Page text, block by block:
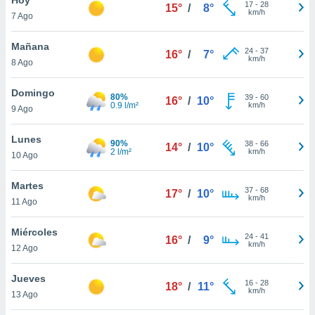
en
más
nuestra
de
cookies
aceptar
7 Ago
15° / 8° 17- 28
km/h
Mañana
8 Ago
16° / 7° 24- 37
km/h
Domingo
9 Ago
80%
0.9 l/m²
16° / 10° 39- 60
km/h
Lunes
10 Ago
90%
2 l/m²
14° / 10° 38- 66
km/h
Martes
11 Ago
17° / 10° 37- 68
km/h
Miércoles
12 Ago
16° / 9° 24- 41
km/h
Jueves
13 Ago
18° / 11° 16- 28
km/h